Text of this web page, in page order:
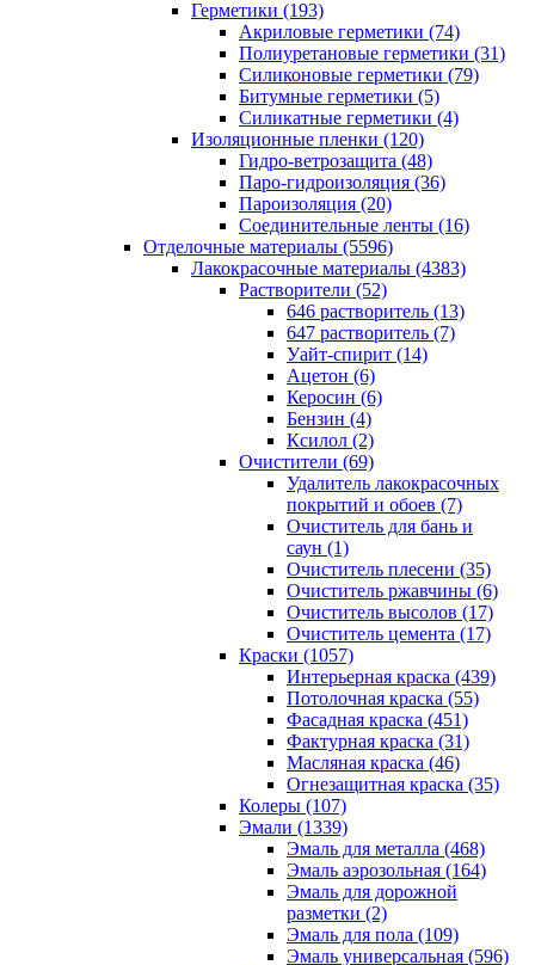
Герметики (193)
Акриловые герметики (74)
Полиуретановые герметики (31)
Силиконовые герметики (79)
Битумные герметики (5)
Силикатные герметики (4)
Изоляционные пленки (120)
Гидро-ветрозащита (48)
Паро-гидроизоляция (36)
Пароизоляция (20)
Соединительные ленты (16)
Отделочные материалы (5596)
Лакокрасочные материалы (4383)
Растворители (52)
646 растворитель (13)
647 растворитель (7)
Уайт-спирит (14)
Ацетон (6)
Керосин (6)
Бензин (4)
Ксилол (2)
Очистители (69)
Удалитель лакокрасочных
покрытий и обоев (7)
Очиститель для бань и
саун (1)
Очиститель плесени (35)
Очиститель ржавчины (6)
Очиститель высолов (17)
Очиститель цемента (17)
Краски (1057)
Интерьерная краска (439)
Потолочная краска (55)
Фасадная краска (451)
Фактурная краска (31)
Масляная краска (46)
Огнезащитная краска (35)
Колеры (107)
Эмали (1339)
Эмаль для металла (468)
Эмаль аэрозольная (164)
Эмаль для дорожной
разметки (2)
Эмаль для пола (109)
Эмаль универсальная (596)